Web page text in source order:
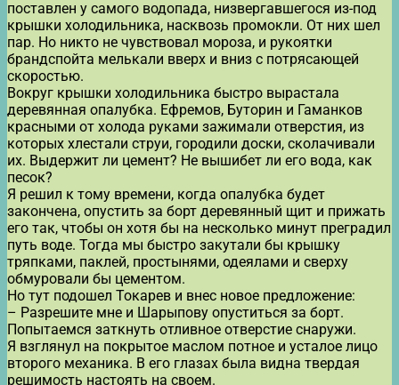
поставлен у самого водопада, низвергавшегося из-под
крышки холодильника, насквозь промокли. От них шел
пар. Но никто не чувствовал мороза, и рукоятки
брандспойта мелькали вверх и вниз с потрясающей
скоростью.
Вокруг крышки холодильника быстро вырастала
деревянная опалубка. Ефремов, Буторин и Гаманков
красными от холода руками зажимали отверстия, из
которых хлестали струи, городили доски, сколачивали
их. Выдержит ли цемент? Не вышибет ли его вода, как
песок?
Я решил к тому времени, когда опалубка будет
закончена, опустить за борт деревянный щит и прижать
его так, чтобы он хотя бы на несколько минут преградил
путь воде. Тогда мы быстро закутали бы крышку
тряпками, паклей, простынями, одеялами и сверху
обмуровали бы цементом.
Но тут подошел Токарев и внес новое предложение:
– Разрешите мне и Шарыпову опуститься за борт.
Попытаемся заткнуть отливное отверстие снаружи.
Я взглянул на покрытое маслом потное и усталое лицо
второго механика. В его глазах была видна твердая
решимость настоять на своем.